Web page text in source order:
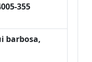
355
barbosa,